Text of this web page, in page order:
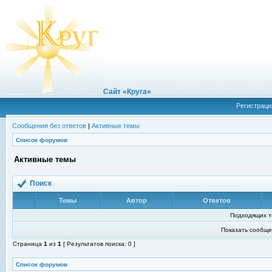
Сайт «Круга»
Сообщения без ответов | Активные темы
Список форумов
Активные темы
Поиск
Темы Автор Ответов
Подходящих
Показать
Страница 1 из 1 [ Результатов поиска: 0 ]
Список форумов